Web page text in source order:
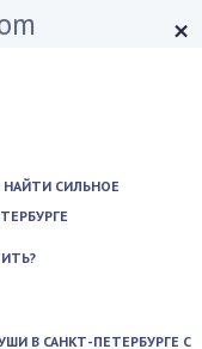
×
НАЙТИ СИЛЬНОЕ
В САНКТ-ПЕТЕРБУРГЕ С